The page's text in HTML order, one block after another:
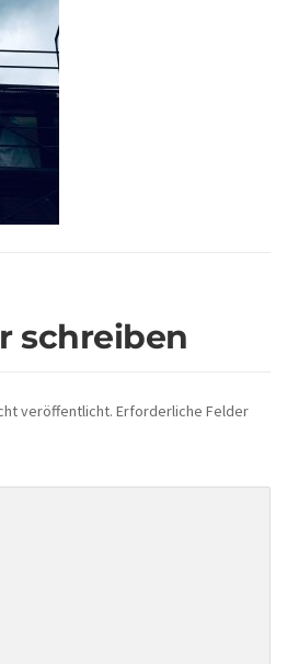
schreiben
veröffentlicht. Erforderliche Felder